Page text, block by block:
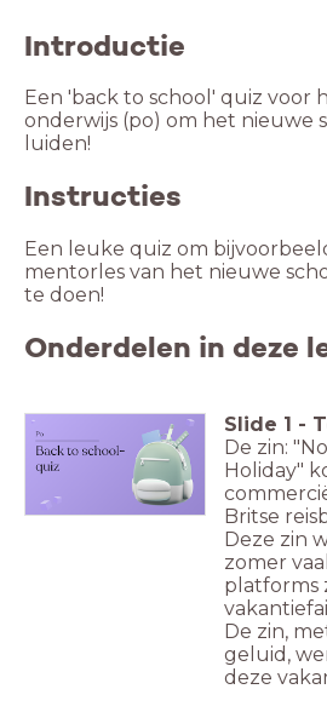
Introductie
Een 'back to school' quiz voor
onderwijs (po) om het nieuwe
luiden!
Instructies
Een leuke quiz om
mentorles van het nieuwe
te doen!
Onderdelen in deze
Slide 1 -
De zin:
Holiday"
Britse
Deze zin
zomer
platforms
De zin,
geluid,
deze